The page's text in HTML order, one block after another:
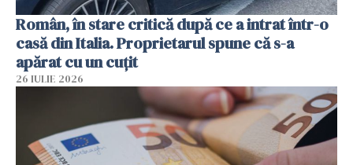
Român, în stare critică după ce a intrat într-o
casă din Italia. Proprietarul spune că s-a
apărat cu un cuțit
26 IULIE 2026